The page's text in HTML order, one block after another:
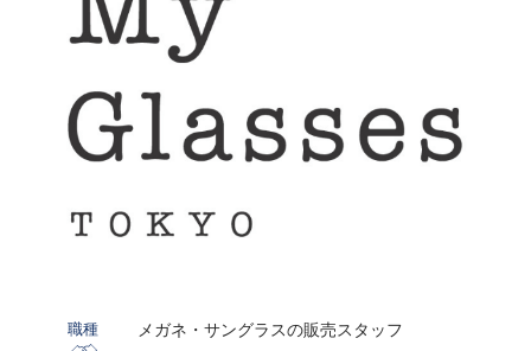
職種 メガネ・サングラスの販売スタッフ